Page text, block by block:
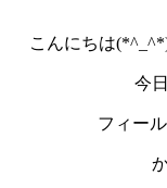
こんにちは
今
フィー